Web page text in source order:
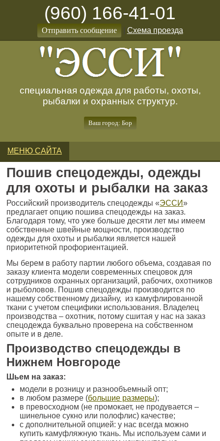
(960) 166-41-01
Отправить сообщение Схема проезда
специальная одежда для работы, охоты,
рыбалки и охранных структур.
Ваш город: Бор
МЕНЮ САЙТА
Пошив спецодежды, одежды
для охоты и рыбалки на заказ
Российский производитель спецодежды «ЭССИ»
предлагает опцию пошива спецодежды на заказ.
Благодаря тому, что уже больше десяти лет мы имеем
собственные швейные мощности, производство
одежды для охоты и рыбалки является нашей
приоритетной профориентацией.
Мы берем в работу партии любого объема, создавая по
заказу клиента модели современных спецовок для
сотрудников охранных организаций, рабочих, охотников
и рыболовов. Пошив спецодежды производится по
нашему собственному дизайну, из камуфлированной
ткани с учетом специфики использования. Владелец
производства – охотник, потому сшитая у нас на заказ
спецодежда буквально проверена на собственном
опыте и в деле.
Производство спецодежды в
Нижнем Новгороде
Шьем на заказ:
модели в розницу и разнообъемный опт;
в любом размере (большие размеры);
в превосходном (не промокает, не продувается –
шинельное сукно или полофлис) качестве;
с дополнительной опцией: у нас всегда можно
купить камуфляжную ткань. Мы используем сами и